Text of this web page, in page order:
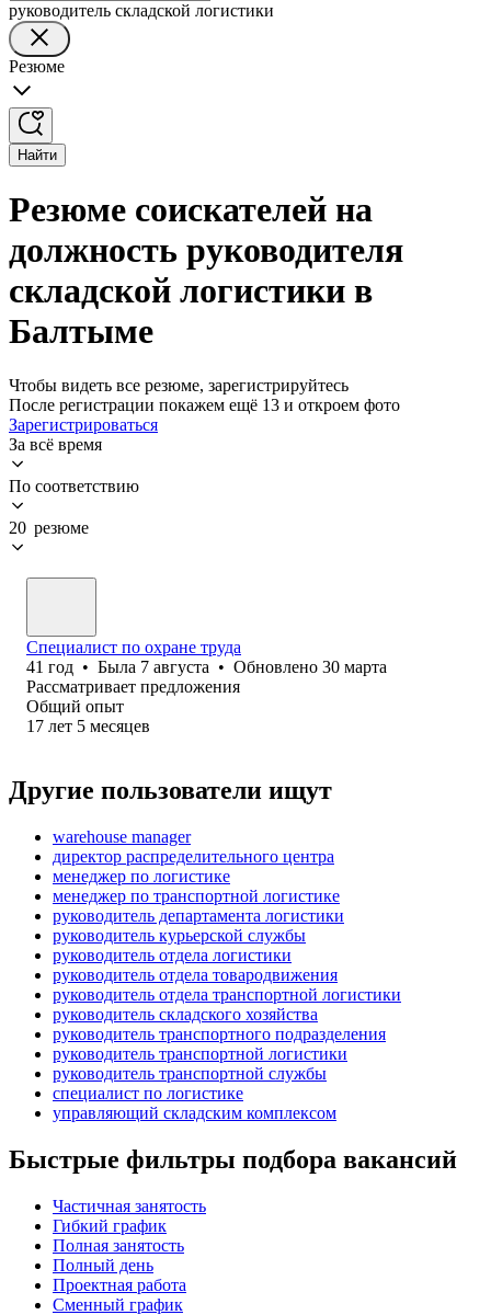
руководитель складской логистики
Резюме
Найти
Резюме соискателей на
должность руководителя
складской логистики в
Балтыме
Чтобы видеть все резюме, зарегистрируйтесь
После регистрации покажем ещё 13 и откроем фото
Зарегистрироваться
За всё время
По соответствию
20 резюме
Специалист по охране труда
41 год • Была 7 августа • Обновлено 30 марта
Рассматривает предложения
Общий опыт
17 лет 5 месяцев
Другие пользователи ищут
warehouse manager
директор распределительного центра
менеджер по логистике
менеджер по транспортной логистике
руководитель департамента логистики
руководитель курьерской службы
руководитель отдела логистики
руководитель отдела товародвижения
руководитель отдела транспортной логистики
руководитель складского хозяйства
руководитель транспортного подразделения
руководитель транспортной логистики
руководитель транспортной службы
специалист по логистике
управляющий складским комплексом
Быстрые фильтры подбора вакансий
Частичная занятость
Гибкий график
Полная занятость
Полный день
Проектная работа
Сменный график